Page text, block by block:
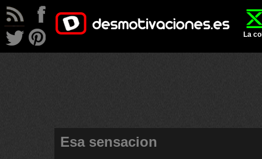
La
Esa sensacion